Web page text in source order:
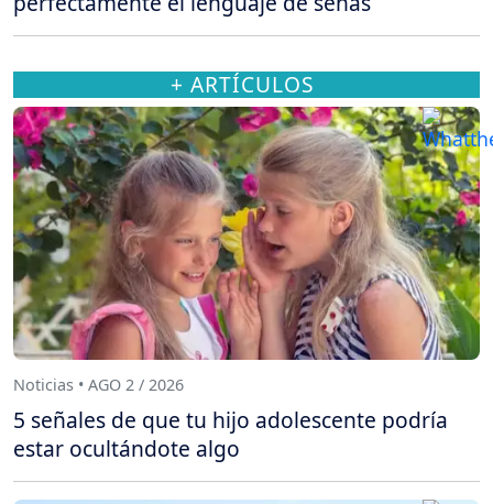
+ ARTÍCULOS
Noticias • AGO 2 / 2026
5 señales de que tu hijo adolescente podría
estar ocultándote algo